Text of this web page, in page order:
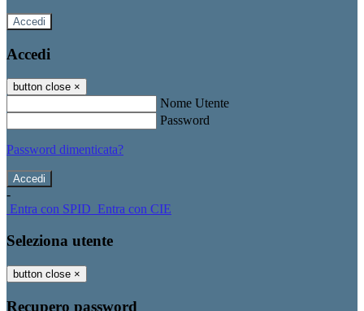
Accedi
Accedi
button close ×
Nome Utente
Password
Password dimenticata?
-
Entra con SPID Entra con CIE
Seleziona utente
button close ×
Recupero password